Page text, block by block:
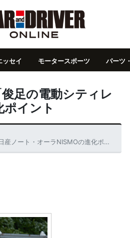
ッセイ モータースポーツ パーツ
足の電動シティレ
イント
ート・オーラNISMOの進化ポイント